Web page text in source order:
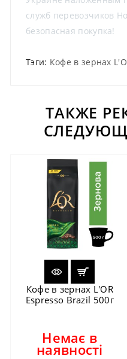
служб перевозчиков
безопасная покупка!
Тэги: Кофе в зернах
ТАКЖЕ
Кофе в зернах L'OR
Espresso Brazil 500г
Немає в
наявності